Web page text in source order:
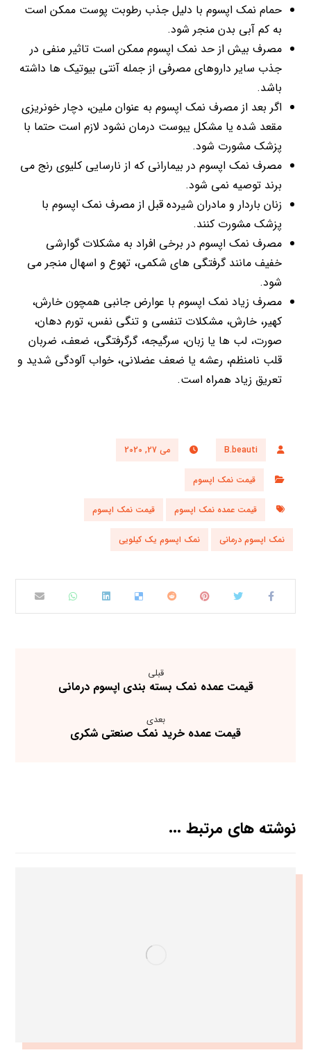
حمام نمک اپسوم با دلیل جذب رطوبت پوست ممکن است
به کم آبی بدن منجر شود.
مصرف بیش از حد نمک اپسوم ممکن است تاثیر منفی در
جذب سایر داروهای مصرفی از جمله آنتی بیوتیک ها داشته
باشد.
اگر بعد از مصرف نمک اپسوم به عنوان ملین، دچار خونریزی
مقعد شده یا مشکل یبوست درمان نشود لازم است حتما با
پزشک مشورت شود.
مصرف نمک اپسوم در بیمارانی که از نارسایی کلیوی رنج می
برند توصیه نمی شود.
زنان باردار و مادران شیرده قبل از مصرف نمک اپسوم با
پزشک مشورت کنند.
مصرف نمک اپسوم در برخی افراد به مشکلات گوارشی
خفیف مانند گرفتگی های شکمی، تهوع و اسهال منجر می
شود.
مصرف زیاد نمک اپسوم با عوارض جانبی همچون خارش،
کهیر، خارش، مشکلات تنفسی و تنگی نفس، تورم دهان،
صورت، لب ها یا زبان، سرگیجه، گرگرفتگی، ضعف، ضربان
قلب نامنظم، رعشه یا ضعف عضلانی، خواب آلودگی شدید و
تعریق زیاد همراه است.
B.beauti می 27, 2020
قیمت نمک اپسوم
قیمت عمده نمک اپسوم قیمت نمک اپسوم
نمک اپسوم درمانی نمک اپسوم یک کیلویی
قبلی
قیمت عمده نمک بسته بندی اپسوم درمانی
بعدی
قیمت عمده خرید نمک صنعتی شکری
نوشته های مرتبط ...